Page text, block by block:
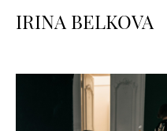
IRINA BELKOVA